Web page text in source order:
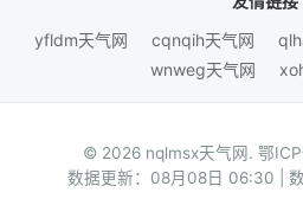
yfldm天气网
cqnqih天气网
wnweg天气网
© 2026 nqlmsx天气网. 鄂
数据更新：08月08日 06:30 |